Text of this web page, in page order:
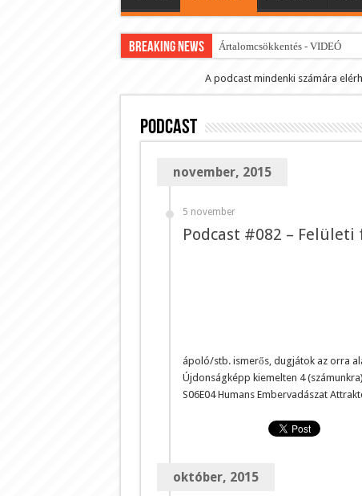
BREAKING NEWS Ártalomcsökkentés - VIDEÓ
E-cigi használati szokások 2.0
Android Podcast alkalmazás
Párásító podcast lejátszási lista
A podcast mindenki számára
Podcast
november, 2015
5 november
Podcast #082 – Felületi
ápoló/stb. ismerős, dugjátok az orra
Újdonságképp kiemelten 4
S06E04 Humans Embervadászat
október, 2015